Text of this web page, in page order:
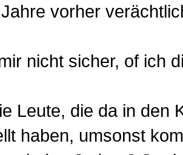
vorher
nicht sicher, of ich
Leute, die da in den
haben, umsonst